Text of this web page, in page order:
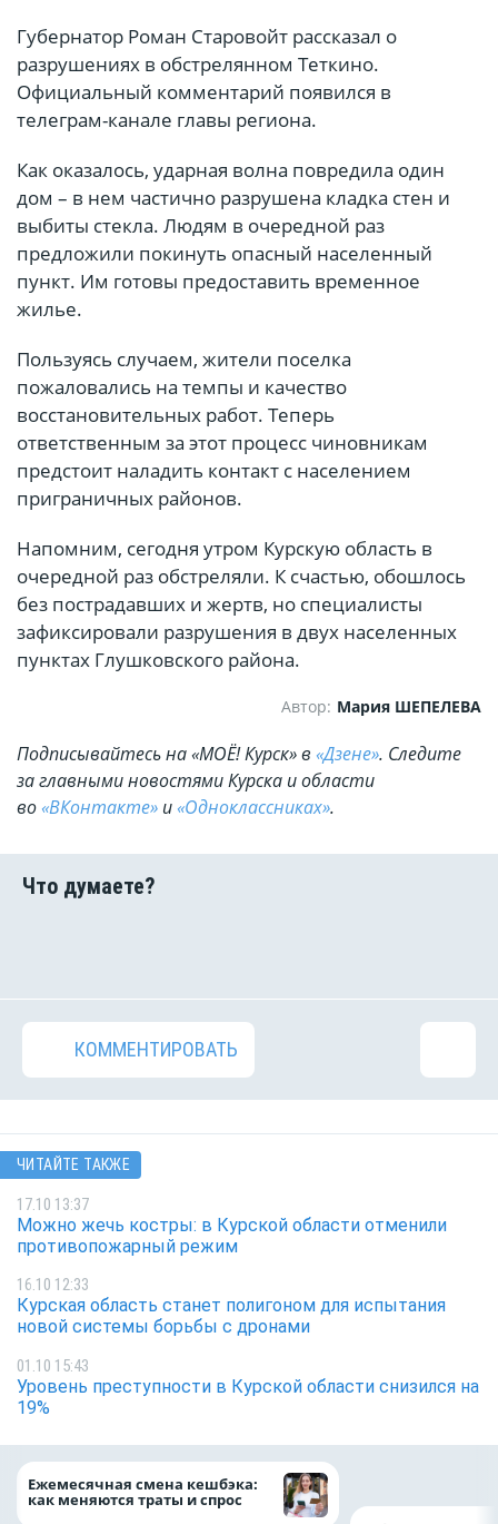
Губернатор Роман Старовойт рассказал о
разрушениях в обстрелянном Теткино.
Официальный комментарий появился в
телеграм-канале главы региона.
Как оказалось, ударная волна повредила один
дом – в нем частично разрушена кладка стен и
выбиты стекла. Людям в очередной раз
предложили покинуть опасный населенный
пункт. Им готовы предоставить временное
жилье.
Пользуясь случаем, жители поселка
пожаловались на темпы и качество
восстановительных работ. Теперь
ответственным за этот процесс чиновникам
предстоит наладить контакт с населением
приграничных районов.
Напомним, сегодня утром Курскую область в
очередной раз обстреляли. К счастью, обошлось
без пострадавших и жертв, но специалисты
зафиксировали разрушения в двух населенных
пунктах Глушковского района.
Автор: Мария ШЕПЕЛЕВА
Подписывайтесь на «МОЁ! Курск» в «Дзене». Cледите
за главными новостями Курска и области
во«ВКонтакте» и«Одноклассниках».
КОММЕНТИРОВАТЬ
ЧИТАЙТЕ ТАКЖЕ
17.10 13:37
Можно жечь костры: в Курской области отменили
противопожарный режим
16.10 12:33
Курская область станет полигоном для испытания
новой системы борьбы с дронами
01.10 15:43
Уровень преступности в Курской области снизился на
19%
Ежемесячная смена кешбэка:
как меняются траты и спрос